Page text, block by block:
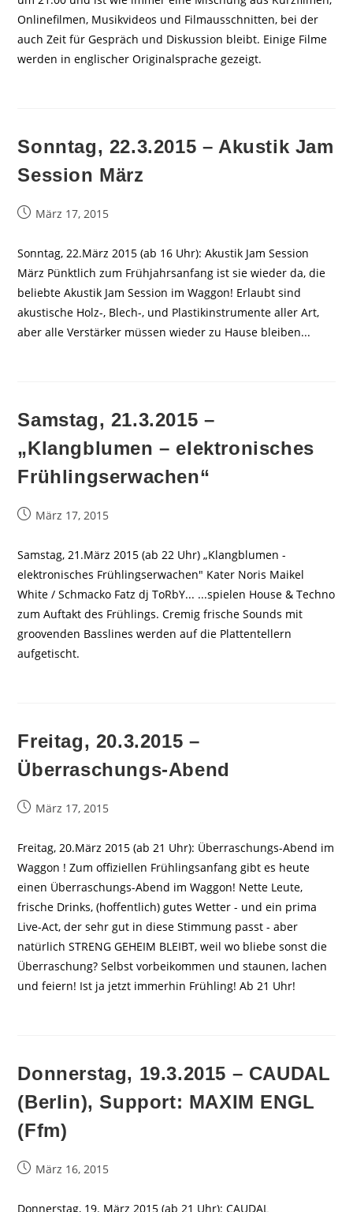
Onlinefilmen, Musikvideos und Filmausschnitten, bei der
auch Zeit für Gespräch und Diskussion bleibt. Einige Filme
werden in englischer Originalsprache gezeigt.
Sonntag, 22.3.2015 – Akustik Jam
Session März
BeitragMärz 17, 2015
Sonntag, 22.März 2015 (ab 16 Uhr): Akustik Jam Session
März Pünktlich zum Frühjahrsanfang ist sie wieder da, die
beliebte Akustik Jam Session im Waggon! Erlaubt sind
akustische Holz-, Blech-, und Plastikinstrumente aller Art,
aber alle Verstärker müssen wieder zu Hause bleiben...
Samstag, 21.3.2015 –
„Klangblumen – elektronisches
Frühlingserwachen“
BeitragMärz 17, 2015
Samstag, 21.März 2015 (ab 22 Uhr) „Klangblumen -
elektronisches Frühlingserwachen" Kater Noris Maikel
White / Schmacko Fatz dj ToRbY... ...spielen House & Techno
zum Auftakt des Frühlings. Cremig frische Sounds mit
groovenden Basslines werden auf die Plattentellern
aufgetischt.
Freitag, 20.3.2015 –
Überraschungs-Abend
BeitragMärz 17, 2015
Freitag, 20.März 2015 (ab 21 Uhr): Überraschungs-Abend im
Waggon ! Zum offiziellen Frühlingsanfang gibt es heute
einen Überraschungs-Abend im Waggon! Nette Leute,
frische Drinks, (hoffentlich) gutes Wetter - und ein prima
Live-Act, der sehr gut in diese Stimmung passt - aber
natürlich STRENG GEHEIM BLEIBT, weil wo bliebe sonst die
Überraschung? Selbst vorbeikommen und staunen, lachen
und feiern! Ist ja jetzt immerhin Frühling! Ab 21 Uhr!
Donnerstag, 19.3.2015 – CAUDAL
(Berlin), Support: MAXIM ENGL
(Ffm)
BeitragMärz 16, 2015
Donnerstag, 19. März 2015 (ab 21 Uhr): CAUDAL